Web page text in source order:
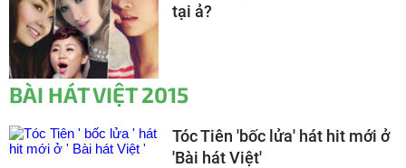
tại ả?
BÀI HÁT VIỆT 2015
Tóc Tiên 'bốc lửa' hát hit mới ở
'Bài hát Việt'